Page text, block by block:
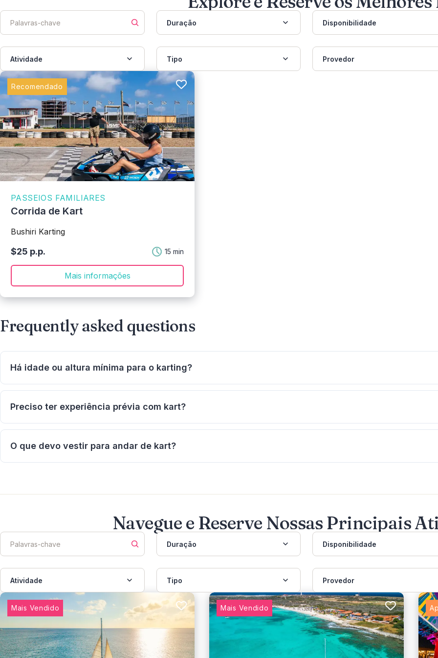
Duração Disponibilidade
Atividade Tipo Provedor
Recomendado
PASSEIOS FAMILIARES
Corrida de Kart
Bushiri Karting
$25 p.p. 15 min
Mais informações
Frequently asked questions
Há idade ou altura mínima para o karting?
Sim, por motivos de segurança há requisitos mínimos de idade e altura. Verifique os detalhes antes de reservar.
Preciso ter experiência prévia com kart?
Não é necessária experiência. Antes de começar, é fornecida uma breve orientação sobre segurança, e os
motoristas iniciantes.
O que devo vestir para andar de kart?
Navegue e Reserve Nossas Principais
Duração Disponibilidade
Atividade Tipo Provedor
Mais Vendido Mais Vendido